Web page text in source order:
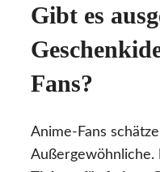
Gibt es
Fans?
Anime-Fans
Außergewöhnliche.